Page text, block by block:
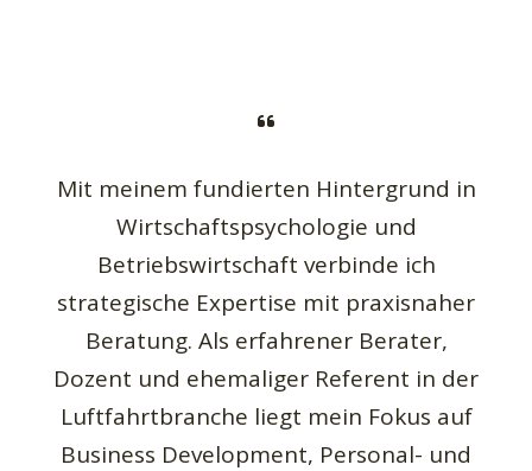
Mit meinem fundierten Hintergrund in
Wirtschaftspsychologie und
Betriebswirtschaft verbinde ich
strategische Expertise mit praxisnaher
Beratung. Als erfahrener Berater,
Dozent und ehemaliger Referent in der
Luftfahrtbranche liegt mein Fokus auf
Business Development, Personal- und